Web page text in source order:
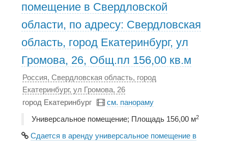
помещение в Свердловской
области, по адресу: Свердловская
область, город Екатеринбург, ул
Громова, 26, Общ.пл 156,00 кв.м
Россия, Свердловская область, город
Екатеринбург, ул Громова, 26
город Екатеринбург
см. панораму
Универсальное помещение; Площадь 156,00 м2
Сдается в аренду универсальное помещение в